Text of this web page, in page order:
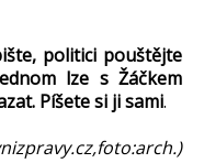
politici pouštějte
lze s Žáčkem
Píšete si ji sami.